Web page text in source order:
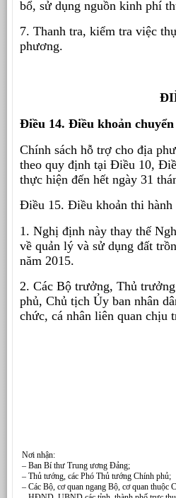
bổ, sử dụng nguồn kinh phí
7. Thanh tra, kiểm tra việc
phương.
Điều 14. Điều khoản
Chính sách hỗ trợ cho địa
theo quy định tại Điều 10,
thực hiện đến hết ngày 31
Điều 15. Điều khoản thi hành
1. Nghị định này thay thế
về quản lý và sử dụng đất
năm 2015.
2. Các Bộ trưởng, Thủ
phủ, Chủ tịch Ủy ban nhân
chức, cá nhân liên quan chịu
Nơi nhận:
– Ban Bí thư Trung ương Đảng;
– Thủ tướng, các Phó Thủ tướng Chính phủ;
– Các Bộ, cơ quan ngang Bộ, cơ quan thuộc